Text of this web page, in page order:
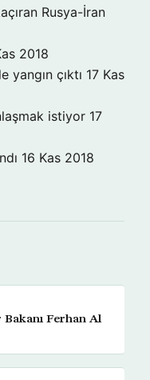
Rusya-İran
2018
yangın çıktı 17 Kas
istiyor 17
16 Kas 2018
Ferhan Al